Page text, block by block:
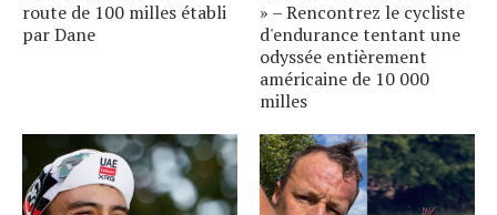
route de 100 milles établi
par Dane
» – Rencontrez le cycliste
d'endurance tentant une
odyssée entièrement
américaine de 10 000
milles